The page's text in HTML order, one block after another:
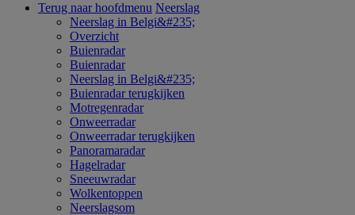
Terug naar hoofdmenu Neerslag
Neerslag in Belgi&#235;
Overzicht
Buienradar
Buienradar
Neerslag in Belgi&#235;
Buienradar terugkijken
Motregenradar
Onweerradar
Onweerradar terugkijken
Panoramaradar
Hagelradar
Sneeuwradar
Wolkentoppen
Neerslagsom